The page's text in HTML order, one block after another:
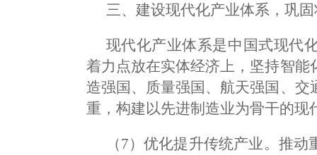
三、建设现代化产业体系，巩
现代化产业体系是中国式现代
着力点放在实体经济上，坚持智
造强国、质量强国、航天强国、
重，构建以先进制造业为骨干的现
（7）优化提升传统产业。推